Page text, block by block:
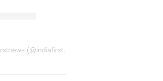
A post shared by india-firstnews (@indiafirstnewsbkn)